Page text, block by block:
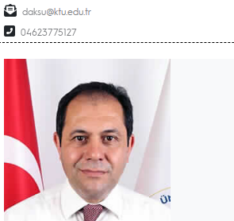
daksu
04623775127